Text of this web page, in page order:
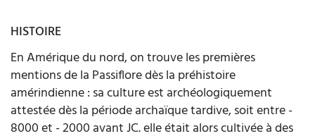
HISTOIRE
En Amérique du nord, on trouve les premières
mentions de la Passiflore dès la préhistoire
amérindienne : sa culture est archéologiquement
attestée dès la période archaïque tardive, soit entre -
8000 et - 2000 avant JC. elle était alors cultivée à des